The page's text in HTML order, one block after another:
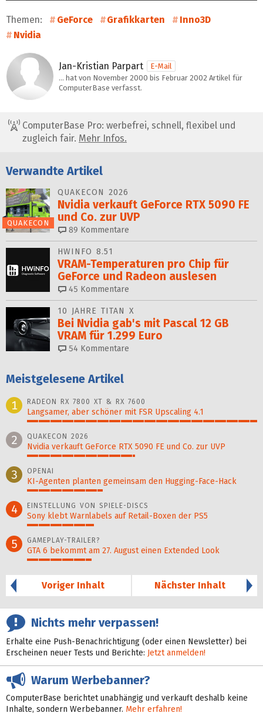
Themen: GeForce Grafikkarten
Inno3D
Nvidia
Jan-Kristian Parpart
E-Mail
… hat von November 2000 bis Februar 2002 Artikel für
ComputerBase verfasst.
ComputerBase Pro: werbefrei, schnell, flexibel und
zugleich fair. Mehr Infos.
Verwandte Artikel
QUAKECON
QUAKECON 2026
Nvidia verkauft GeForce RTX 5090 FE
und Co. zur UVP
89 Kommentare
HWINFO 8.51
VRAM-Temperaturen pro Chip für
GeForce und Radeon auslesen
45 Kommentare
10 JAHRE TITAN X
Bei Nvidia gab's mit Pascal 12 GB
VRAM für 1.299 Euro
54 Kommentare
Meistgelesene Artikel
1
RADEON RX 7800 XT & RX 7600
Langsamer, aber schöner mit FSR Upscaling 4.1
100%
2 QUAKECON 2026
Nvidia verkauft GeForce RTX 5090 FE und Co. zur UVP
47%
3 OPENAI
KI-Agenten planten gemein­sam den Hugging-Face-Hack
33%
4 EINSTELLUNG VON SPIELE-DISCS
Sony klebt Warnlabels auf Retail-Boxen der PS5
29%
5 GAMEPLAY-TRAILER?
GTA 6 bekommt am 27. August einen Extended Look
28%
Voriger Inhalt
Nächster Inhalt
Nichts mehr verpassen!
Erhalte eine Push-Benachrichtigung (oder einen Newsletter) bei
Erscheinen neuer Tests und Berichte: Jetzt anmelden!
Warum Werbebanner?
ComputerBase berichtet unabhängig und verkauft deshalb keine
Inhalte, sondern Werbebanner. Mehr erfahren!